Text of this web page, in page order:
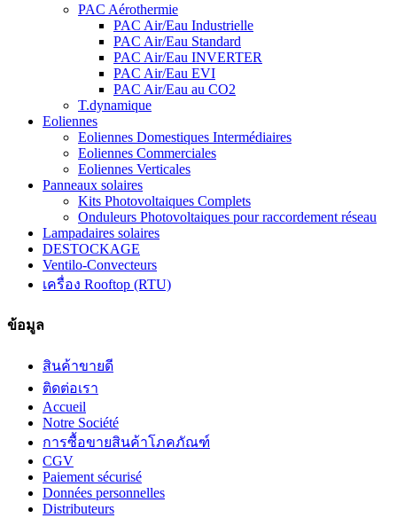
PAC Aérothermie
PAC Air/Eau Industrielle
PAC Air/Eau Standard
PAC Air/Eau INVERTER
PAC Air/Eau EVI
PAC Air/Eau au CO2
T.dynamique
Eoliennes
Eoliennes Domestiques Intermédiaires
Eoliennes Commerciales
Eoliennes Verticales
Panneaux solaires
Kits Photovoltaiques Complets
Onduleurs Photovoltaiques pour raccordement réseau
Lampadaires solaires
DESTOCKAGE
Ventilo-Convecteurs
เครื่อง Rooftop (RTU)
ข้อมูล
สินค้าขายดี
ติดต่อเรา
Accueil
Notre Société
การซื้อขายสินค้าโภคภัณฑ์
CGV
Paiement sécurisé
Données personnelles
Distributeurs